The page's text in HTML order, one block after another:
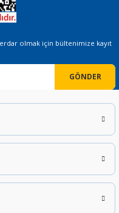
olmak için bültenimize kayıt
GÖNDER